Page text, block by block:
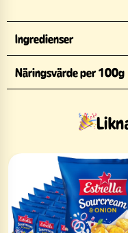
Ingredienser
Näringsvärde per 100g